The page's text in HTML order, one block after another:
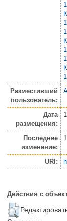
Разместивший
пользователь:
Дата
размещения:
Последнее
изменение:
URI:
Действия с